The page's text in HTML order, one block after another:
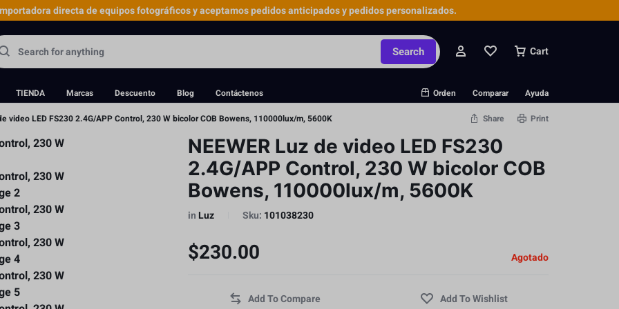
directa de equipos fotográficos y aceptamos pedidos anticipados y pedidos personalizados.
Search Cart
TIENDA Marcas Descuento Blog Contáctenos Orden Comparar Ayuda
video LED FS230 2.4G/APP Control, 230 W bicolor COB Bowens, 110000lux/m, 5600K Share Print
NEEWER Luz de video LED FS230
2.4G/APP Control, 230 W bicolor COB
Bowens, 110000lux/m, 5600K
in Luz Sku: 101038230
$230.00 Agotado